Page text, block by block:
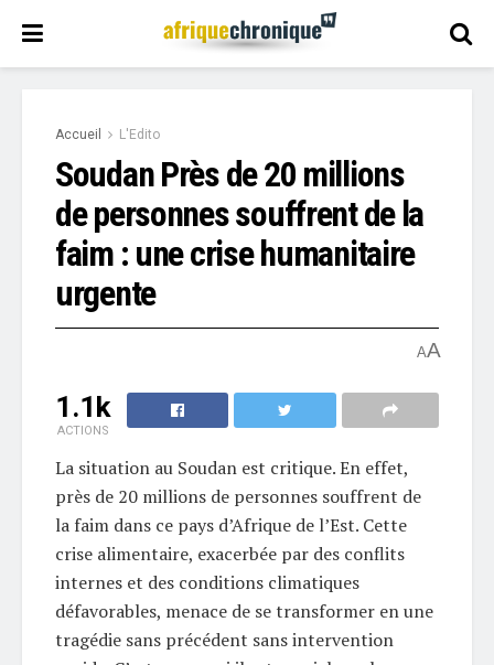
Accueil L'Edito
Soudan Près de 20 millions
de personnes souffrent de la
faim : une crise humanitaire
urgente
AA
1.1k
ACTIONS
La situation au Soudan est critique. En effet,
près de 20 millions de personnes souffrent de
la faim dans ce pays d’Afrique de l’Est. Cette
crise alimentaire, exacerbée par des conflits
internes et des conditions climatiques
défavorables, menace de se transformer en une
tragédie sans précédent sans intervention